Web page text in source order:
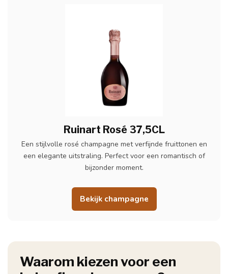
Ruinart Rosé 37,5CL
Een stijlvolle rosé champagne met verfijnde fruittonen en
een elegante uitstraling. Perfect voor een romantisch of
bijzonder moment.
Bekijk champagne
Waarom kiezen voor een